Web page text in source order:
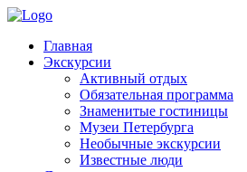
Главная
Экскурсии
Активный отдых
Обязательная программа
Знаменитые гостиницы
Музеи Петербурга
Необычные экскурсии
Известные люди